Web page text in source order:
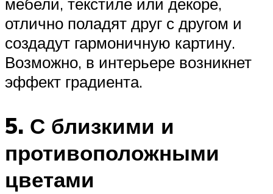
отлично поладят друг с другом и
создадут гармоничную картину.
Возможно, в интерьере возникнет
эффект градиента.
5. С близкими и
противоположными
цветами